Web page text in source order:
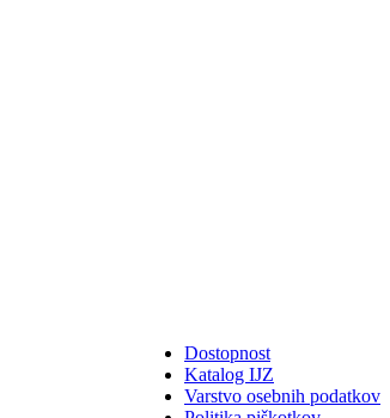
Dostopnost
Katalog IJZ
Varstvo osebnih podatkov